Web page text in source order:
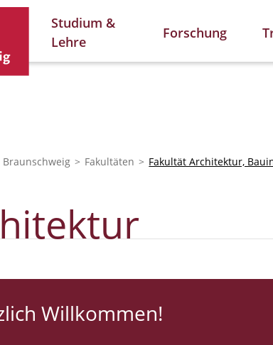
Studium &
Lehre
Forschung
Braunschweig Fakultäten Fakultät Architektur,
Willkommen!